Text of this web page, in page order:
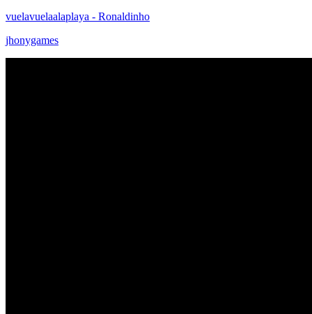
vuelavuelaalaplaya - Ronaldinho
jhonygames